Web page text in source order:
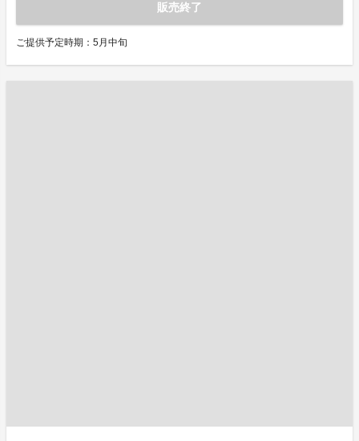
販売終了
ご提供予定時期：5月中旬